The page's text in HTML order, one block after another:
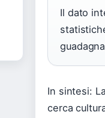
Il dato
In sintesi:
cerca